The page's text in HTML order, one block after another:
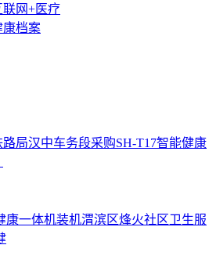
联网+医疗
康档案
局汉中车务段采购SH-T17智能健康
康一体机装机渭滨区烽火社区卫生服